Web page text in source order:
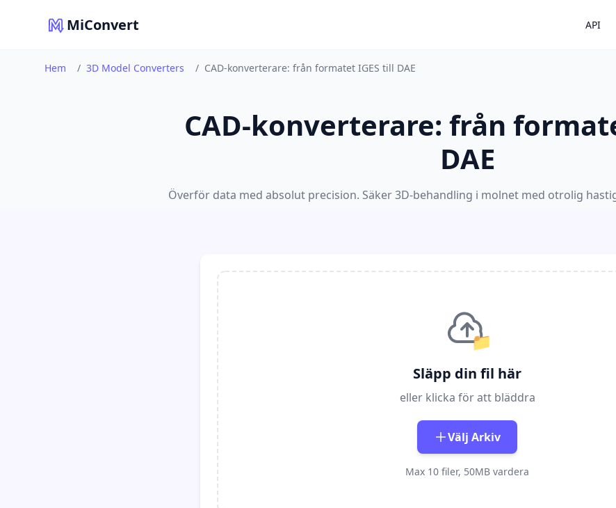
MiConvert API
Hem / 3D Model Converters / CAD-konverterare: från formatet IGES till DAE
CAD-konverterare: från
DAE
Överför data med absolut precision. Säker 3D-behandling i molnet med otrolig
📁
Släpp din fil här
eller klicka för att bläddra
Välj Arkiv
Max 10 filer, 50MB vardera